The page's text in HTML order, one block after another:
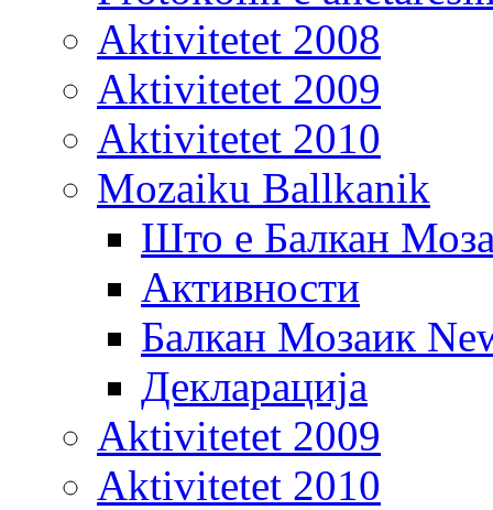
Aktivitetet 2008
Aktivitetet 2009
Aktivitetet 2010
Mozaiku Ballkanik
Што е Балкан
Активности
Балкан Мозаик
Декларација
Aktivitetet 2009
Aktivitetet 2010